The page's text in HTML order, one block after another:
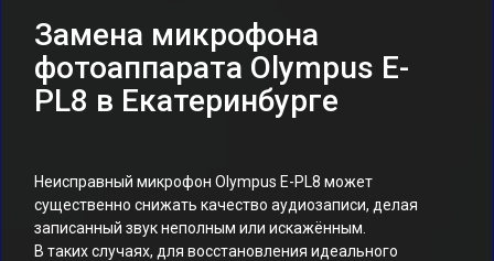
Замена микрофона
фотоаппарата Olympus E-
PL8 в Екатеринбурге
Неисправный микрофон Olympus E-PL8 может
существенно снижать качество аудиозаписи, делая
записанный звук неполным или искажённым.
В таких случаях, для восстановления идеального